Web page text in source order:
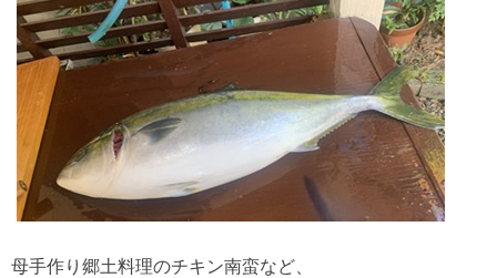
母手作り郷土料理のチキン南蛮など、